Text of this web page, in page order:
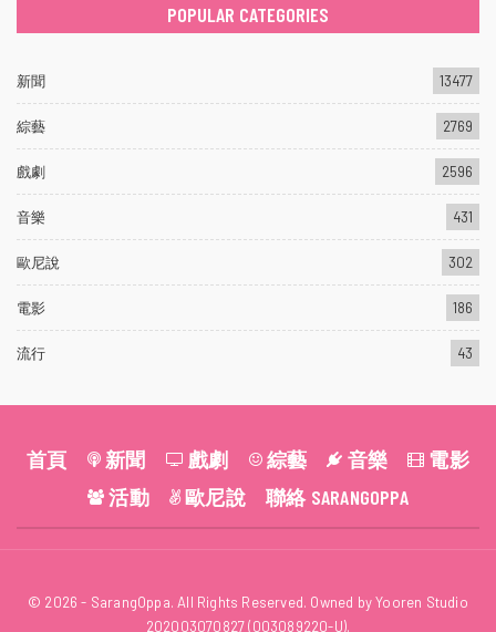
POPULAR CATEGORIES
新聞 13477
綜藝 2769
戲劇 2596
音樂 431
歐尼說 302
電影 186
流行 43
首頁 新聞 戲劇 綜藝 音樂
電影
活動
歐尼說 聯絡 SARANGOPPA
© 2026 - SarangOppa. All Rights Reserved. Owned by Yooren Studio
202003070827 (003089220-U).